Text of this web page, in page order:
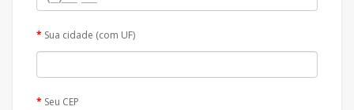
Sua cidade (com UF)
Seu CEP